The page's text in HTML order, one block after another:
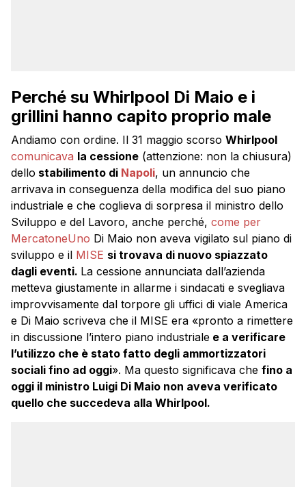
Perché su Whirlpool Di Maio e i
grillini hanno capito proprio male
Andiamo con ordine. Il 31 maggio scorso Whirlpool
comunicava la cessione (attenzione: non la chiusura)
dello stabilimento di Napoli, un annuncio che
arrivava in conseguenza della modifica del suo piano
industriale e che coglieva di sorpresa il ministro dello
Sviluppo e del Lavoro, anche perché, come per
MercatoneUno Di Maio non aveva vigilato sul piano di
sviluppo e il MISE si trovava di nuovo spiazzato
dagli eventi. La cessione annunciata dall’azienda
metteva giustamente in allarme i sindacati e svegliava
improvvisamente dal torpore gli uffici di viale America
e Di Maio scriveva che il MISE era «pronto a rimettere
in discussione l’intero piano industriale e a verificare
l’utilizzo che è stato fatto degli ammortizzatori
sociali fino ad oggi». Ma questo significava che fino a
oggi il ministro Luigi Di Maio non aveva verificato
quello che succedeva alla Whirlpool.